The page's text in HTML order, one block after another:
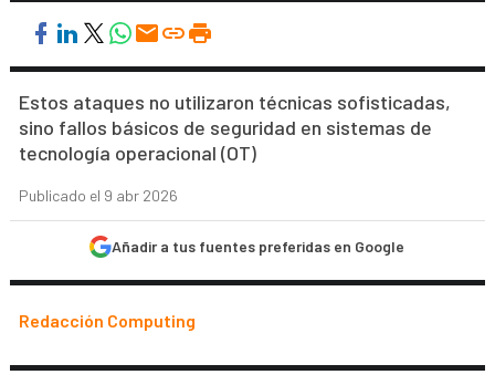
Estos ataques no utilizaron técnicas sofisticadas,
sino fallos básicos de seguridad en sistemas de
tecnología operacional (OT)
Publicado el 9 abr 2026
Añadir a tus fuentes preferidas en Google
Redacción Computing